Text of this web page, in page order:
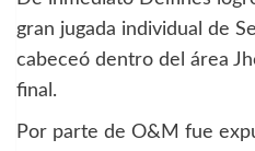
gran jugada individual de
cabeceó dentro del área
final.
Por parte de O&M fue